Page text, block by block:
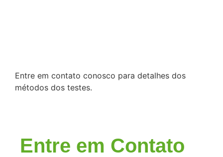
Entre em contato conosco para detalhes dos
métodos dos testes.
Entre em Contato